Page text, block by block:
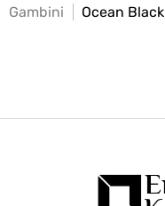
Gambini Ocean Black